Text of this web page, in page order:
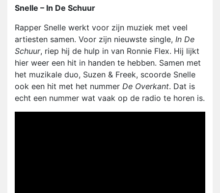
Snelle – In De Schuur
Rapper Snelle werkt voor zijn muziek met veel
artiesten samen. Voor zijn nieuwste single, In De
Schuur, riep hij de hulp in van Ronnie Flex. Hij lijkt
hier weer een hit in handen te hebben. Samen met
het muzikale duo, Suzen & Freek, scoorde Snelle
ook een hit met het nummer De Overkant. Dat is
echt een nummer wat vaak op de radio te horen is.